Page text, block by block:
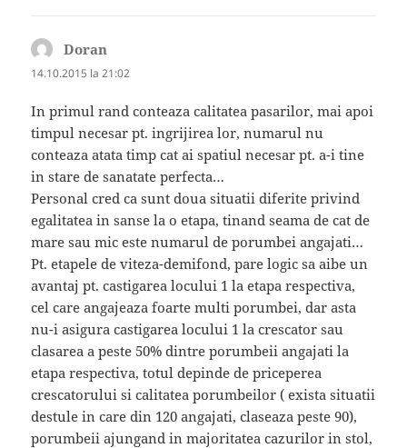
Doran
14.10.2015 la 21:02
In primul rand conteaza calitatea pasarilor, mai apoi
timpul necesar pt. ingrijirea lor, numarul nu
conteaza atata timp cat ai spatiul necesar pt. a-i tine
in stare de sanatate perfecta…
Personal cred ca sunt doua situatii diferite privind
egalitatea in sanse la o etapa, tinand seama de cat de
mare sau mic este numarul de porumbei angajati…
Pt. etapele de viteza-demifond, pare logic sa aibe un
avantaj pt. castigarea locului 1 la etapa respectiva,
cel care angajeaza foarte multi porumbei, dar asta
nu-i asigura castigarea locului 1 la crescator sau
clasarea a peste 50% dintre porumbeii angajati la
etapa respectiva, totul depinde de priceperea
crescatorului si calitatea porumbeilor ( exista situatii
destule in care din 120 angajati, claseaza peste 90),
porumbeii ajungand in majoritatea cazurilor in stol,